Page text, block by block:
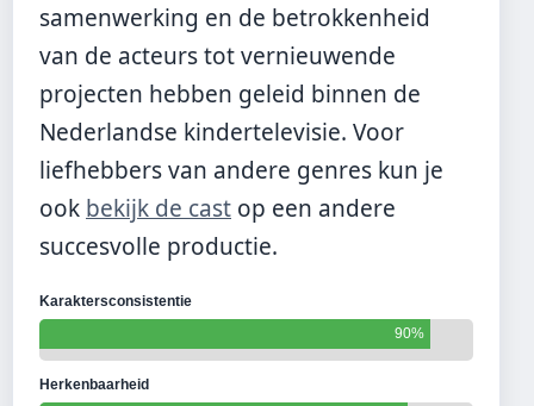
samenwerking en de betrokkenheid
van de acteurs tot vernieuwende
projecten hebben geleid binnen de
Nederlandse kindertelevisie. Voor
liefhebbers van andere genres kun je
ook bekijk de cast op een andere
succesvolle productie.
Karaktersconsistentie
90%
Herkenbaarheid